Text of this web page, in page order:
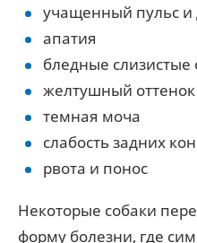
учащенный пульс и
апатия
бледные слизистые
желтушный
темная моча
слабость задних
рвота и понос
Некоторые собаки
форму болезни, где